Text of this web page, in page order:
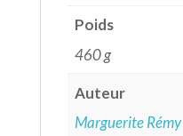
Poids
460 g
Auteur
Marguerite Rémy